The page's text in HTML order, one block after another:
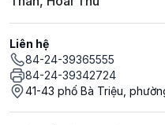
Liên hệ
84-24-39365555
84-24-39342724
41-43 phố Bà Triệu,